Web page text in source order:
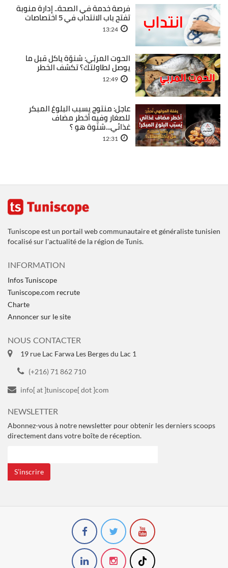
فرصة خدمة في الصحة.. إدارة منوبة
تفتح باب الانتداب في 5 اختصاصات
13:24
الحوت المربّي: شنوّة ياكل قبل ما
يوصل لطاولتك؟ تكشف الخطر
12:49
عاجل: منتوج يسبب البلوغ المبكر
للصغار وفيه أخطر مضاف
غذائي...شنّوة هو ؟
12:31
Tuniscope est un portail web communautaire et généraliste tunisien
focalisé sur l'actualité de la région de Tunis.
INFORMATION
Infos Tuniscope
Tuniscope.com recrute
Charte
Annoncer sur le site
NOUS CONTACTER
19 rue Lac Farwa Les Berges du Lac 1
(+216) 71 862 710
info[ at ]tuniscope[ dot ]com
NEWSLETTER
Abonnez-vous à notre newsletter pour obtenir les derniers scoops
directement dans votre boîte de réception.
S’inscrire